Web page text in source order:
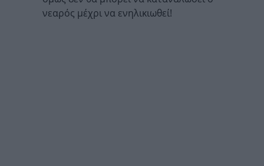
νεαρός μέχρι να ενηλικιωθεί!